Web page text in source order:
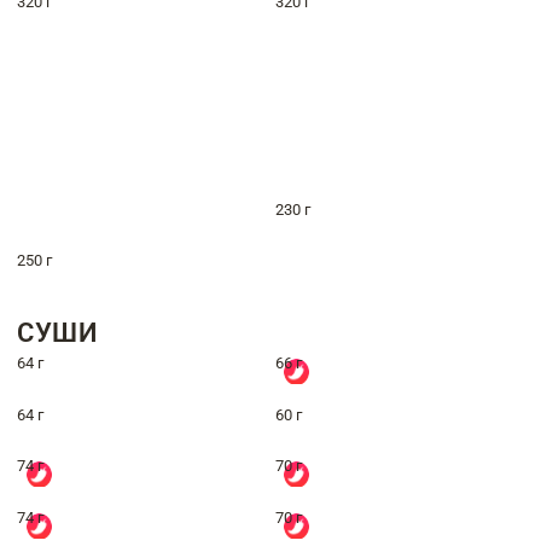
230 г
250 г
СУШИ
64 г 66 г
64 г 60 г
74 г 70 г
74 г 70 г